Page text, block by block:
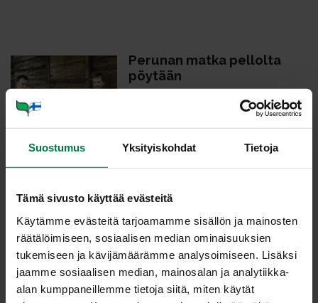
Suostumus Yksityiskohdat Tietoja
Tämä sivusto käyttää evästeitä
Käytämme evästeitä tarjoamamme sisällön ja mainosten
räätälöimiseen, sosiaalisen median ominaisuuksien
tukemiseen ja kävijämäärämme analysoimiseen. Lisäksi
jaamme sosiaalisen median, mainosalan ja analytiikka-
alan kumppaneillemme tietoja siitä, miten käytät
Pe­ru­nan mat­ka pel­lol­ta
pöy­tään
Peruna on kotikeittiön luottopakki,
jota saa kotimaisena ympäri
päätyvät pellon uumenista
ruokakauppojen laareihin. Lue
Säi­ly­tä kas­vik­set oi­kein